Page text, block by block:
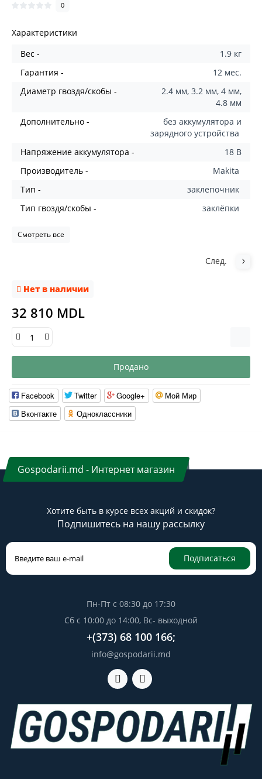
0
Характеристики
Вес -
1.9 кг
Гарантия -
12 мес.
Диаметр гвоздя/скобы -
2.4 мм, 3.2 мм, 4 мм,
4.8 мм
Дополнительно -
без аккумулятора и
зарядного устройства
Напряжение аккумулятора -
18 В
Производитель -
Makita
Тип -
заклепочник
Тип гвоздя/скобы -
заклёпки
Смотреть все
След.
Нет в наличии
32 810 MDL
Продано
Facebook Twitter Google+
Мой Мир
Вконтакте
Одноклассники
Gospodarii.md - Интернет магазин
Хотите быть в курсе всех акций и скидок?
Подпишитесь на нашу рассылку
Подписаться
Пн-Пт с 08:30 до 17:30
Сб с 10:00 до 14:00, Вс- выходной
+(373) 68 100 166;
info@gospodarii.md